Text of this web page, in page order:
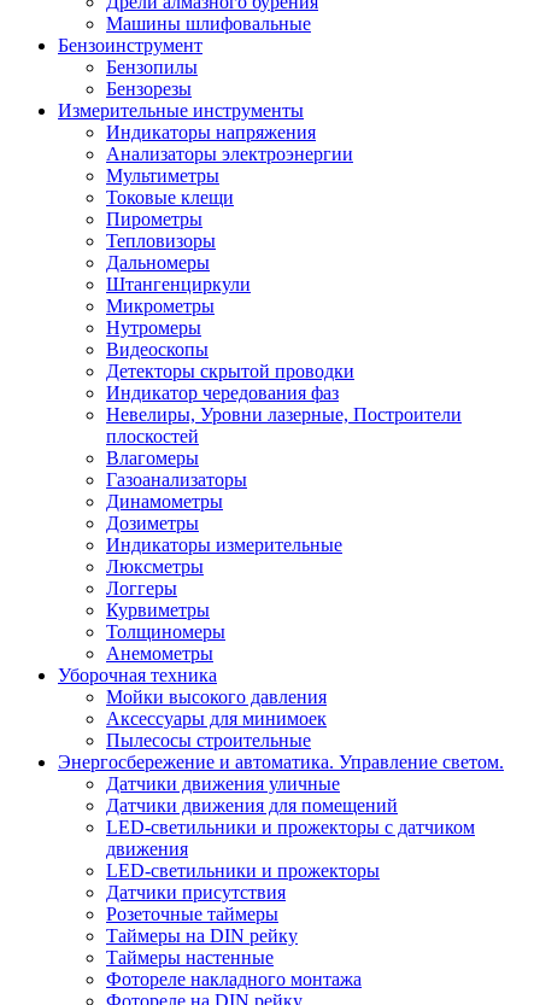
Машины шлифовальные
Бензоинструмент
Бензопилы
Бензорезы
Измерительные инструменты
Индикаторы напряжения
Анализаторы электроэнергии
Мультиметры
Токовые клещи
Пирометры
Тепловизоры
Дальномеры
Штангенциркули
Микрометры
Нутромеры
Видеоскопы
Детекторы скрытой проводки
Индикатор чередования фаз
Невелиры, Уровни лазерные, Построители
плоскостей
Влагомеры
Газоанализаторы
Динамометры
Дозиметры
Индикаторы измерительные
Люксметры
Логгеры
Курвиметры
Толщиномеры
Анемометры
Уборочная техника
Мойки высокого давления
Аксессуары для минимоек
Пылесосы строительные
Энергосбережение и автоматика. Управление светом.
Датчики движения уличные
Датчики движения для помещений
LED-светильники и прожекторы с датчиком
движения
LED-светильники и прожекторы
Датчики присутствия
Розеточные таймеры
Таймеры на DIN рейку
Таймеры настенные
Фотореле накладного монтажа
Фотореле на DIN рейку